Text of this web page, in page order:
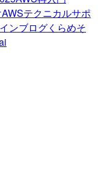
AWSテクニカルサポ
ンブログくらめそ